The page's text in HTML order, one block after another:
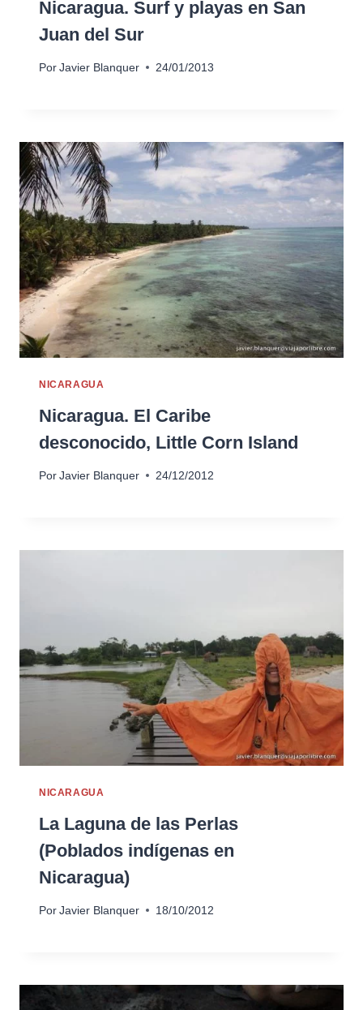
Nicaragua. Surf y playas en San
Juan del Sur
Por Javier Blanquer 24/01/2013
NICARAGUA
Nicaragua. El Caribe
desconocido, Little Corn Island
Por Javier Blanquer 24/12/2012
NICARAGUA
La Laguna de las Perlas
(Poblados indígenas en
Nicaragua)
Por Javier Blanquer 18/10/2012